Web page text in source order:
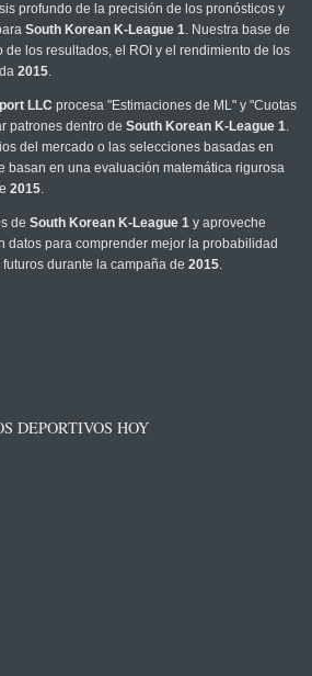
profundo de la precisión de los pronósticos y
South Korean K-League 1. Nuestra base de
los resultados, el ROI y el rendimiento de los
2015.
LLC procesa "Estimaciones de ML" y "Cuotas
patrones dentro de South Korean K-League 1.
del mercado o las selecciones basadas en
basan en una evaluación matemática rigurosa
2015.
de South Korean K-League 1y aproveche
datos para comprender mejor la probabilidad
durante la campaña de 2015.
DEPORTIVOS HOY